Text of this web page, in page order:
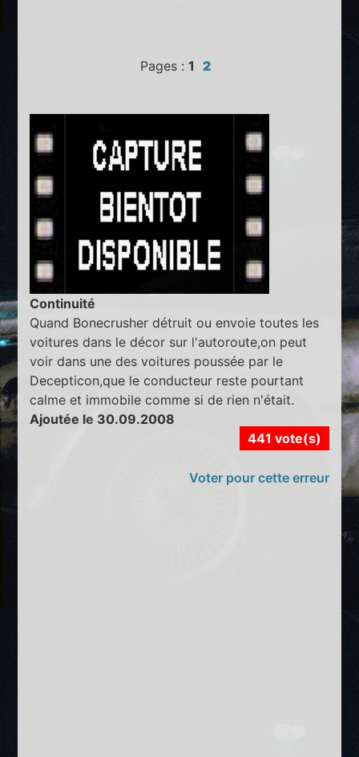
Pages : 1 2
Continuité
Quand Bonecrusher détruit ou envoie toutes les
voitures dans le décor sur l'autoroute,on peut
voir dans une des voitures poussée par le
Decepticon,que le conducteur reste pourtant
calme et immobile comme si de rien n'était.
Ajoutée le 30.09.2008
441 vote(s)
Voter pour cette erreur